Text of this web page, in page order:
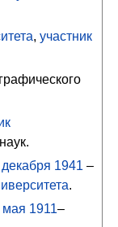
, участник
декабря 1941 –
.
мая 1911–